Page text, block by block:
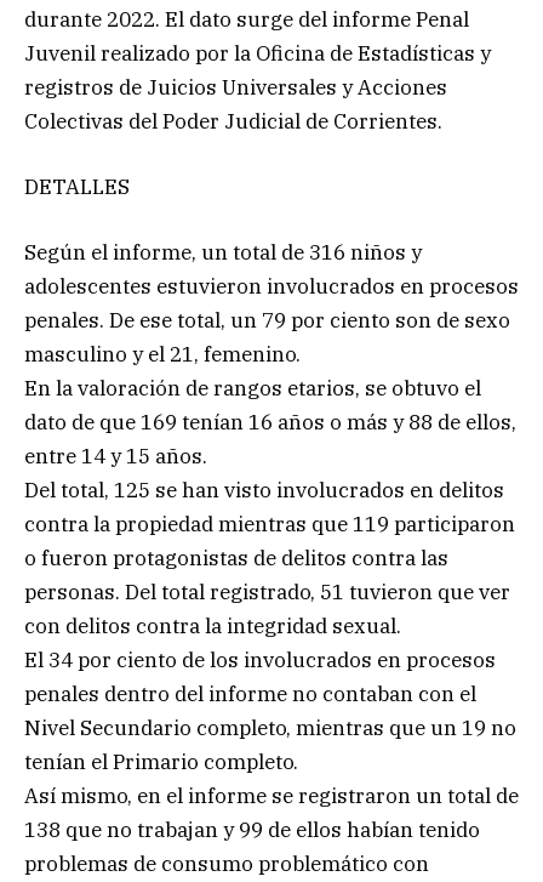
durante 2022. El dato surge del informe Penal
Juvenil realizado por la Oficina de Estadísticas y
registros de Juicios Universales y Acciones
Colectivas del Poder Judicial de Corrientes.
DETALLES
Según el informe, un total de 316 niños y
adolescentes estuvieron involucrados en procesos
penales. De ese total, un 79 por ciento son de sexo
masculino y el 21, femenino.
En la valoración de rangos etarios, se obtuvo el
dato de que 169 tenían 16 años o más y 88 de ellos,
entre 14 y 15 años.
Del total, 125 se han visto involucrados en delitos
contra la propiedad mientras que 119 participaron
o fueron protagonistas de delitos contra las
personas. Del total registrado, 51 tuvieron que ver
con delitos contra la integridad sexual.
El 34 por ciento de los involucrados en procesos
penales dentro del informe no contaban con el
Nivel Secundario completo, mientras que un 19 no
tenían el Primario completo.
Así mismo, en el informe se registraron un total de
138 que no trabajan y 99 de ellos habían tenido
problemas de consumo problemático con